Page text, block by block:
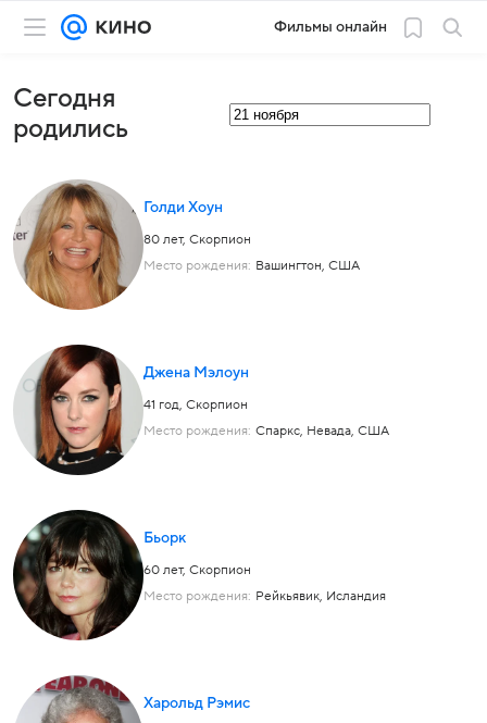
Фильмы онлайн
Сегодня
родились
Голди Хоун
80 лет, Скорпион
Место рождения: Вашингтон, США
Джена Мэлоун
41 год, Скорпион
Место рождения: Спаркс, Невада, США
Бьорк
60 лет, Скорпион
Место рождения: Рейкьявик, Исландия
Харольд Рэмис